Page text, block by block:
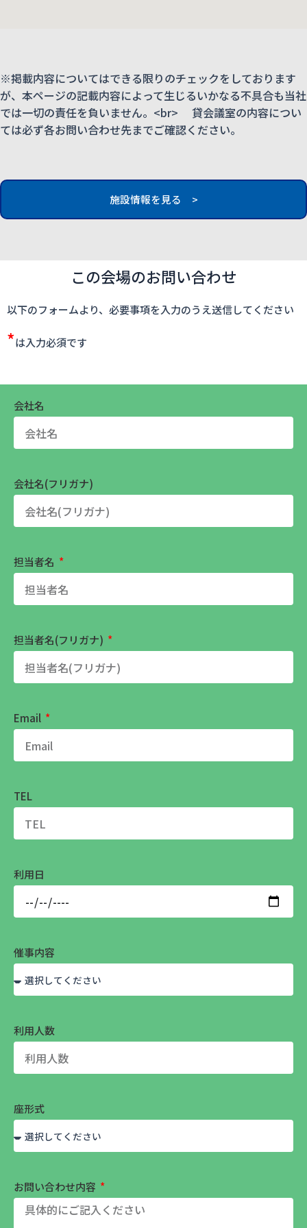
※掲載内容についてはできる限りのチェックをしております
が、本ページの記載内容によって生じるいかなる不具合も当社
では一切の責任を負いません。<br> 貸会議室の内容につい
ては必ず各お問い合わせ先までご確認ください。
施設情報を見る >
この会場のお問い合わせ
以下のフォームより、必要事項を入力のうえ送信してください
*は入力必須です
会社名
会社名(フリガナ)
担当者名
担当者名(フリガナ)
Email
TEL
利用日
催事内容
利用人数
座形式
お問い合わせ内容